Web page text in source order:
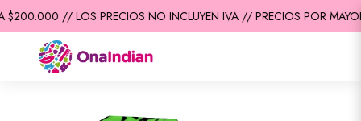
// LOS PRECIOS NO INCLUYEN IVA // PRECIOS POR